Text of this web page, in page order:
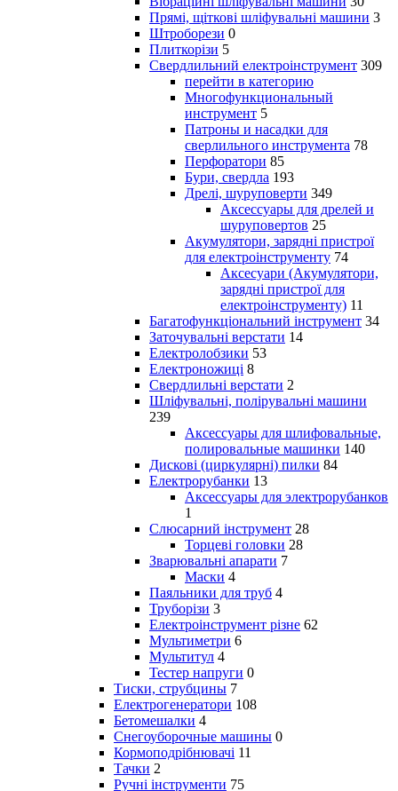
Прямі, щіткові шліфувальні машини 3
Штроборези 0
Плиткорізи 5
Свердлильний електроінструмент 309
перейти в категорию
Многофункциональный
инструмент 5
Патроны и насадки для
сверлильного инструмента 78
Перфоратори 85
Бури, свердла 193
Дрелі, шуруповерти 349
Аксессуары для дрелей и
шуруповертов 25
Акумулятори, зарядні пристрої
для електроінструменту 74
Аксесуари (Акумулятори,
зарядні пристрої для
електроінструменту) 11
Багатофункціональний інструмент 34
Заточувальні верстати 14
Електролобзики 53
Електроножиці 8
Свердлильні верстати 2
Шліфувальні, полірувальні машини
239
Аксессуары для шлифовальные,
полировальные машинки 140
Дискові (циркулярні) пилки 84
Електрорубанки 13
Аксессуары для электрорубанков
1
Слюсарний інструмент 28
Торцеві головки 28
Зварювальні апарати 7
Маски 4
Паяльники для труб 4
Труборізи 3
Електроінструмент різне 62
Мультиметри 6
Мультитул 4
Тестер напруги 0
Тиски, струбцины 7
Електрогенератори 108
Бетомешалки 4
Снегоуборочные машины 0
Кормоподрібнювачі 11
Тачки 2
Ручні інструменти 75